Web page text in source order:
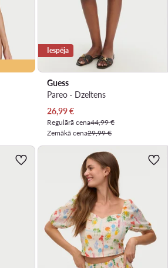
Iespēja
Guess
Pareo · Dzeltens
Pašreizējā cena
26,99€
Regulārā cena44,99 €
Zemākā cena29,99 €